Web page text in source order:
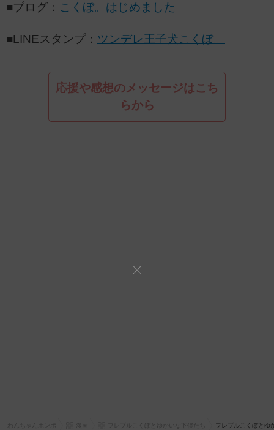
■ブログ： こくぼ。はじめました
■LINEスタンプ： ツンデレ王子犬こくぼ。
応援や感想のメッセージはこち
らから
フレブルこくぼとゆかいな下僕たち フレブルこくぼとゆ